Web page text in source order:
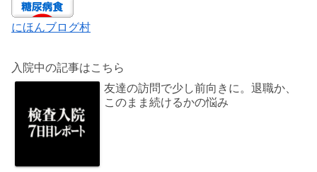
にほんブログ村
入院中の記事はこちら
友達の訪問で少し前向きに。退職か、
このまま続けるかの悩み